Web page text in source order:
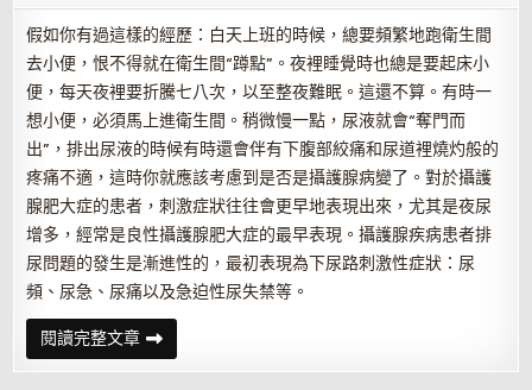
假如你有過這樣的經歷：白天上班的時候，總要頻繁地跑衛生間
去小便，恨不得就在衛生間“蹲點”。夜裡睡覺時也總是要起床小
便，每天夜裡要折騰七八次，以至整夜難眠。這還不算。有時一
想小便，必須馬上進衛生間。稍微慢一點，尿液就會“奪門而
出”，排出尿液的時候有時還會伴有下腹部絞痛和尿道裡燒灼般的
疼痛不適，這時你就應該考慮到是否是攝護腺病變了。對於攝護
腺肥大症的患者，刺激症狀往往會更早地表現出來，尤其是夜尿
增多，經常是良性攝護腺肥大症的最早表現。攝護腺疾病患者排
尿問題的發生是漸進性的，最初表現為下尿路刺激性症狀：尿
頻、尿急、尿痛以及急迫性尿失禁等。
閱讀完整文章尿
液
揭